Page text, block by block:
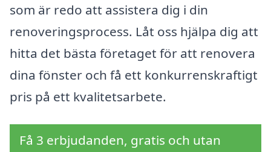
som är redo att assistera dig i din
renoveringsprocess. Låt oss hjälpa dig att
hitta det bästa företaget för att renovera
dina fönster och få ett konkurrenskraftigt
pris på ett kvalitetsarbete.
Få 3 erbjudanden, gratis och utan